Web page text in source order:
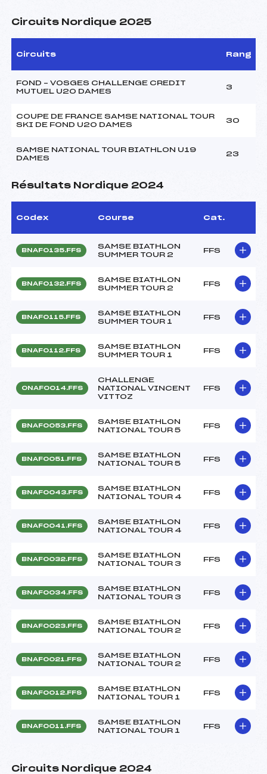
Circuits Nordique 2025
Circuits Rang
FOND – VOSGES CHALLENGE CREDIT
MUTUEL U20 DAMES
3
COUPE DE FRANCE SAMSE NATIONAL TOUR
SKI DE FOND U20 DAMES
30
SAMSE NATIONAL TOUR BIATHLON U19
DAMES
23
Résultats Nordique 2024
Codex Course Cat.
BNAF0135.FFS
SAMSE BIATHLON
SUMMER TOUR 2
FFS
BNAF0132.FFS
SAMSE BIATHLON
SUMMER TOUR 2
FFS
BNAF0115.FFS
SAMSE BIATHLON
SUMMER TOUR 1
FFS
BNAF0112.FFS
SAMSE BIATHLON
SUMMER TOUR 1
FFS
ONAF0014.FFS
CHALLENGE
NATIONAL VINCENT
VITTOZ
FFS
BNAF0053.FFS
SAMSE BIATHLON
NATIONAL TOUR 5
FFS
BNAF0051.FFS
SAMSE BIATHLON
NATIONAL TOUR 5
FFS
BNAF0043.FFS
SAMSE BIATHLON
NATIONAL TOUR 4
FFS
BNAF0041.FFS
SAMSE BIATHLON
NATIONAL TOUR 4
FFS
BNAF0032.FFS
SAMSE BIATHLON
NATIONAL TOUR 3
FFS
BNAF0034.FFS
SAMSE BIATHLON
NATIONAL TOUR 3
FFS
BNAF0023.FFS
SAMSE BIATHLON
NATIONAL TOUR 2
FFS
BNAF0021.FFS
SAMSE BIATHLON
NATIONAL TOUR 2
FFS
BNAF0012.FFS
SAMSE BIATHLON
NATIONAL TOUR 1
FFS
BNAF0011.FFS
SAMSE BIATHLON
NATIONAL TOUR 1
FFS
Circuits Nordique 2024